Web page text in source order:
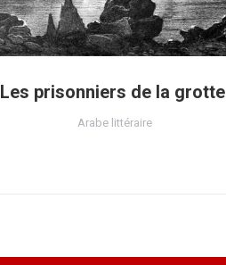
Les prisonniers de la grotte
Arabe littéraire